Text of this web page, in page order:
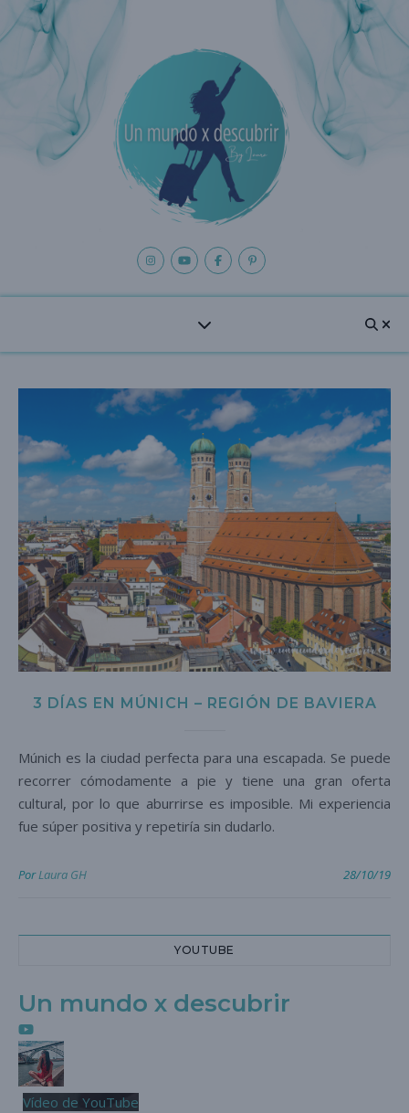
3 DÍAS EN MÚNICH – REGIÓN DE BAVIERA
Múnich es la ciudad perfecta para una escapada. Se puede
recorrer cómodamente a pie y tiene una gran oferta
cultural, por lo que aburrirse es imposible. Mi experiencia
fue súper positiva y repetiría sin dudarlo.
PorLaura GH 28/10/19
YOUTUBE
Un mundo x descubrir
Vídeo de YouTube